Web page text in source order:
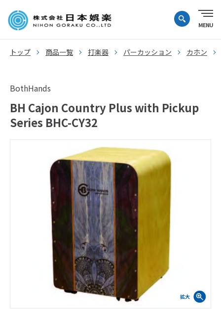
トップ 商品一覧 打楽器 パーカッション カホン
BothHands
BH Cajon Country Plus with Pickup
Series BHC-CY32